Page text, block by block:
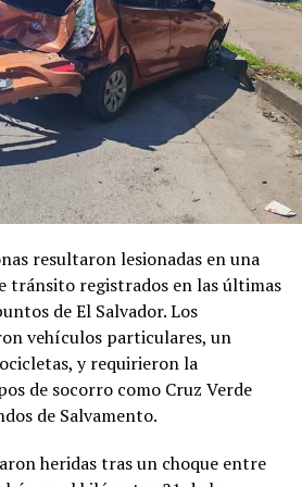
resultaron lesionadas en una
tránsito registrados en las últimas
de El Salvador. Los
vehículos particulares, un
y requirieron la
de socorro como Cruz Verde
de Salvamento.
heridas tras un choque entre